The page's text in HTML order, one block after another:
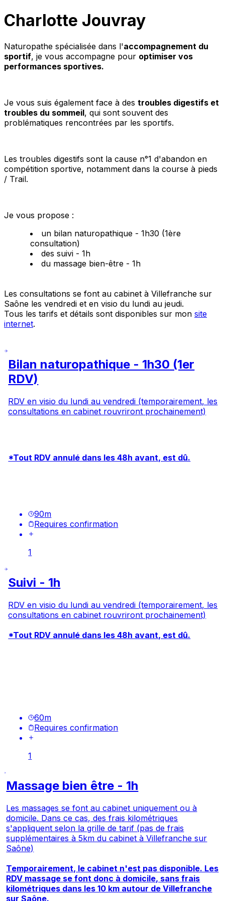
Charlotte Jouvray
Naturopathe spécialisée dans l'accompagnement du
sportif, je vous accompagne pour optimiser vos
performances sportives.
Je vous suis également face à des troubles digestifs et
troubles du sommeil, qui sont souvent des
problématiques rencontrées par les sportifs.
Les troubles digestifs sont la cause n°1 d'abandon en
compétition sportive, notamment dans la course à pieds
/ Trail.
Je vous propose :
un bilan naturopathique - 1h30 (1ère
consultation)
des suivi - 1h
du massage bien-être - 1h
Les consultations se font au cabinet à Villefranche sur
Saône les vendredi et en visio du lundi au jeudi.
Tous les tarifs et détails sont disponibles sur mon site
internet.
Bilan naturopathique - 1h30 (1er
RDV)
RDV en visio du lundi au vendredi (temporairement, les
consultations en cabinet rouvriront prochainement)
*Tout RDV annulé dans les 48h avant, est dû.
90m
Requires confirmation
1
Suivi - 1h
RDV en visio du lundi au vendredi (temporairement, les
consultations en cabinet rouvriront prochainement)
*Tout RDV annulé dans les 48h avant, est dû.
60m
Requires confirmation
1
Massage bien être - 1h
Les massages se font au cabinet uniquement ou à
domicile. Dans ce cas, des frais kilométriques
s'appliquent selon la grille de tarif (pas de frais
supplémentaires à 5km du cabinet à Villefranche sur
Saône)
Temporairement, le cabinet n'est pas disponible. Les
RDV massage se font donc à domicile, sans frais
kilométriques dans les 10 km autour de Villefranche
sur Saône.